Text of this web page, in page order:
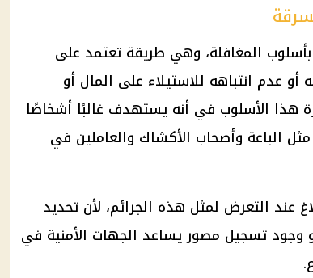
المغافلة، وهي طريقة تعتمد على
عدم انتباهه للاستيلاء على المال أو
هذا الأسلوب في أنه يستهدف غالبًا أشخاصًا
الباعة وأصحاب الأكشاك والعاملين في
عند التعرض لمثل هذه الجرائم، لأن تحديد
وجود تسجيل مصور يساعد الجهات الأمنية في